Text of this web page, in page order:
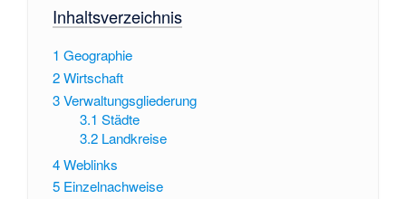
Inhaltsverzeichnis
1 Geographie
2Wirtschaft
3Verwaltungsgliederung
3.1 Städte
3.2 Landkreise
4Weblinks
5 Einzelnachweise